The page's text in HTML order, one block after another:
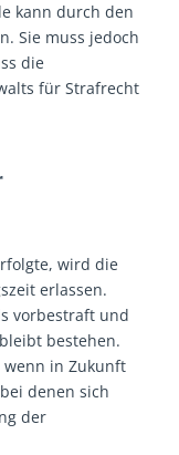
kann durch den
Sie muss jedoch
die
für Strafrecht
wird die
erlassen.
vorbestraft und
bestehen.
wenn in Zukunft
denen sich
der